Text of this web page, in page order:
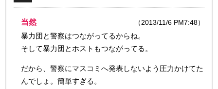
当然 （2013/11/6 PM7:48）
暴力団と警察はつながってるからね。
そして暴力団とホストもつながってる。
だから、警察にマスコミへ発表しないよう圧力かけてた
んでしょ。簡単すぎる。